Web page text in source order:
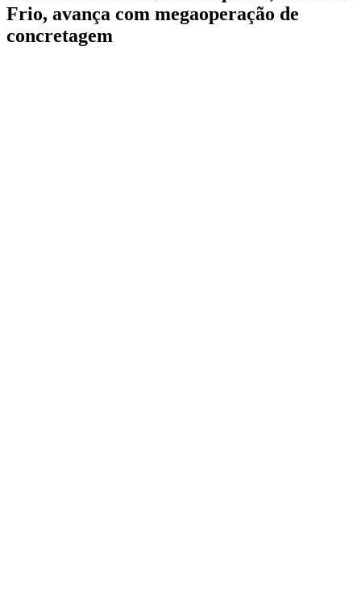
Frio, avança com megaoperação de
concretagem